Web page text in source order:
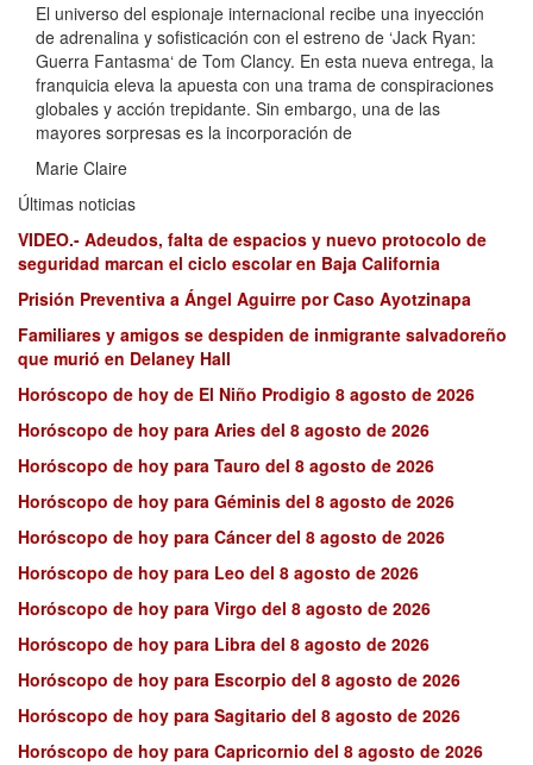
El universo del espionaje internacional recibe una inyección
de adrenalina y sofisticación con el estreno de ‘Jack Ryan:
Guerra Fantasma‘ de Tom Clancy. En esta nueva entrega, la
franquicia eleva la apuesta con una trama de conspiraciones
globales y acción trepidante. Sin embargo, una de las
mayores sorpresas es la incorporación de
Marie Claire
Últimas noticias
VIDEO.- Adeudos, falta de espacios y nuevo protocolo de
seguridad marcan el ciclo escolar en Baja California
Prisión Preventiva a Ángel Aguirre por Caso Ayotzinapa
Familiares y amigos se despiden de inmigrante salvadoreño
que murió en Delaney Hall
Horóscopo de hoy de El Niño Prodigio 8 agosto de 2026
Horóscopo de hoy para Aries del 8 agosto de 2026
Horóscopo de hoy para Tauro del 8 agosto de 2026
Horóscopo de hoy para Géminis del 8 agosto de 2026
Horóscopo de hoy para Cáncer del 8 agosto de 2026
Horóscopo de hoy para Leo del 8 agosto de 2026
Horóscopo de hoy para Virgo del 8 agosto de 2026
Horóscopo de hoy para Libra del 8 agosto de 2026
Horóscopo de hoy para Escorpio del 8 agosto de 2026
Horóscopo de hoy para Sagitario del 8 agosto de 2026
Horóscopo de hoy para Capricornio del 8 agosto de 2026